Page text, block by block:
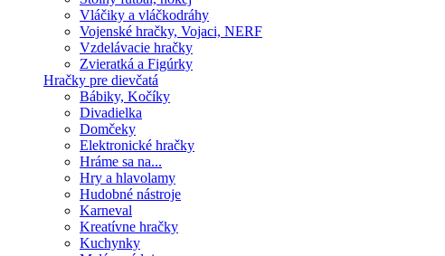
Vláčiky a vláčkodráhy
Vojenské hračky, Vojaci, NERF
Vzdelávacie hračky
Zvieratká a Figúrky
Hračky pre dievčatá
Bábiky, Kočíky
Divadielka
Domčeky
Elektronické hračky
Hráme sa na...
Hry a hlavolamy
Hudobné nástroje
Karneval
Kreatívne hračky
Kuchynky